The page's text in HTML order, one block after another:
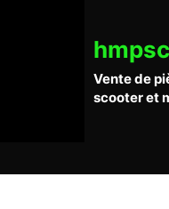
Vente de
scooter et